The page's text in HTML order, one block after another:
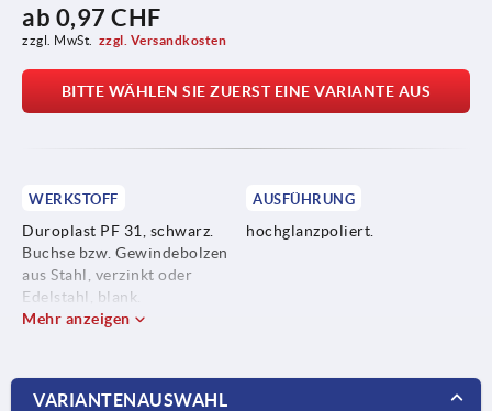
ab 0,97 CHF
zzgl. MwSt. zzgl. Versandkosten
BITTE WÄHLEN SIE ZUERST EINE VARIANTE AUS
WERKSTOFF
Duroplast PF 31, schwarz.
Buchse bzw. Gewindebolzen
aus Stahl, verzinkt oder
Edelstahl, blank.
AUSFÜHRUNG
hochglanzpoliert.
Mehr anzeigen
VARIANTENAUSWAHL